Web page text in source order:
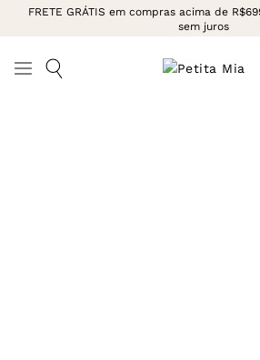
FRETE GRÁTIS em compras acima de
sem juros